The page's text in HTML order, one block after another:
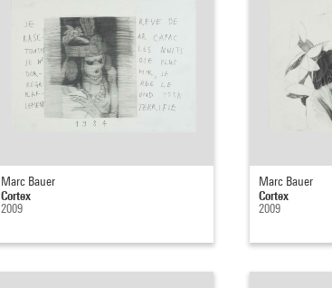
Marc Bauer
Cortex
2009
Marc Bauer
Cortex
2009